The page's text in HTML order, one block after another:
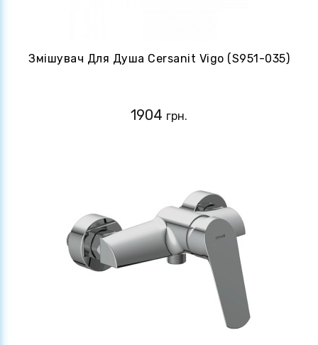
Змішувач Для Душа Cersanit Vigo (S951-035)
1904 грн.